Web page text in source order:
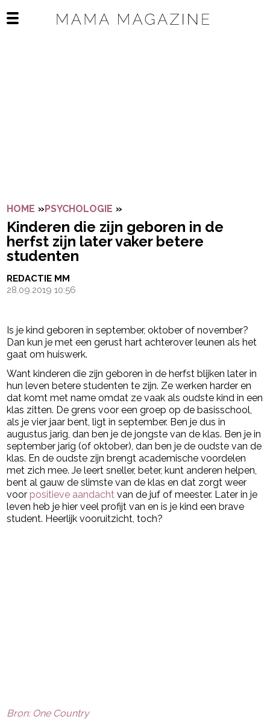
Open het mobiele menu
HOME »PSYCHOLOGIE »
Kinderen die zijn geboren in de
herfst zijn later vaker betere
studenten
REDACTIE MM
28.09.2019 10:56
Is je kind geboren in september, oktober of november?
Dan kun je met een gerust hart achterover leunen als het
gaat om huiswerk.
Want kinderen die zijn geboren in de herfst blijken later in
hun leven betere studenten te zijn. Ze werken harder en
dat komt met name omdat ze vaak als oudste kind in een
klas zitten. De grens voor een groep op de basisschool,
als je vier jaar bent, ligt in september. Ben je dus in
augustus jarig, dan ben je de jongste van de klas. Ben je in
september jarig (of oktober), dan ben je de oudste van de
klas. En de oudste zijn brengt academische voordelen
met zich mee. Je leert sneller, beter, kunt anderen helpen,
bent al gauw de slimste van de klas en dat zorgt weer
voor positieve aandacht van de juf of meester. Later in je
leven heb je hier veel profijt van en is je kind een brave
student. Heerlijk vooruitzicht, toch?
Bron: One Country